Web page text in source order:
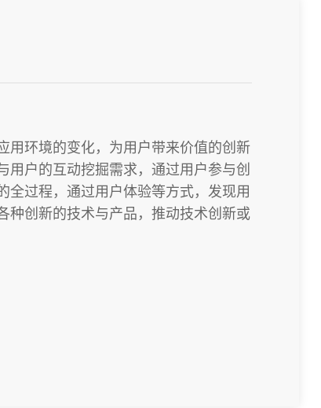
用环境的变化，为用户带来价值的创新
用户的互动挖掘需求，通过用户参与创
全过程，通过用户体验等方式，发现用
种创新的技术与产品，推动技术创新或